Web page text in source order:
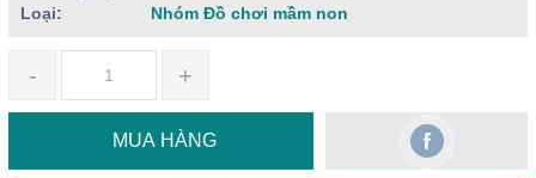
Loại:
Nhóm Đồ chơi mầm non
- +
MUA HÀNG